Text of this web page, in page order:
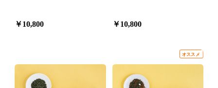
￥10,800 ￥10,800